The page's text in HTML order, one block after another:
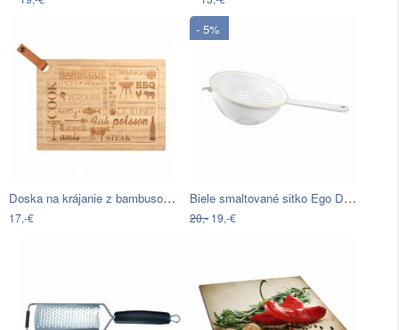
Doska na krájanie z bambusového dreva…
17,-€
- 5%
Biele smaltované sitko Ego Dekor Milan
20,-19,-€